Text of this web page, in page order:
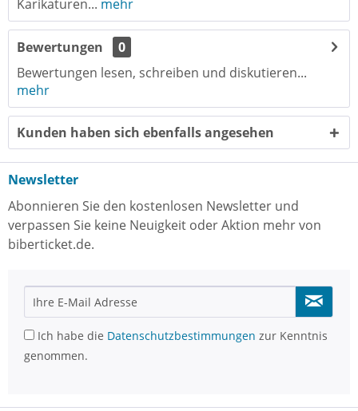
Karikaturen... mehr
Bewertungen
0
Bewertungen lesen, schreiben und diskutieren...
mehr
Kunden haben sich ebenfalls angesehen
Newsletter
Abonnieren Sie den kostenlosen Newsletter und
verpassen Sie keine Neuigkeit oder Aktion mehr von
biberticket.de.
Ich habe die Datenschutzbestimmungen zur Kenntnis
genommen.